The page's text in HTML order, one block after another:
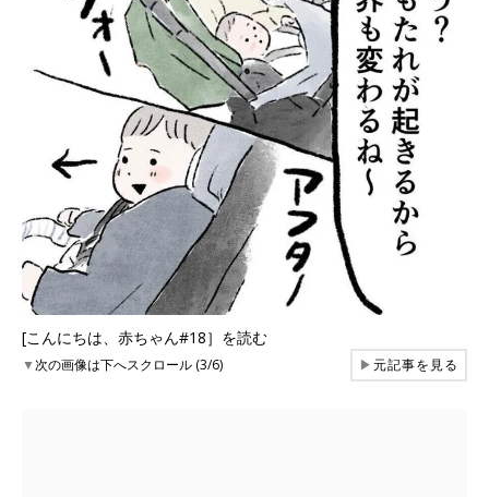
[こんにちは、赤ちゃん#18］を読む
▼次の画像は下へスクロール (3/6) ▶元記事を見る